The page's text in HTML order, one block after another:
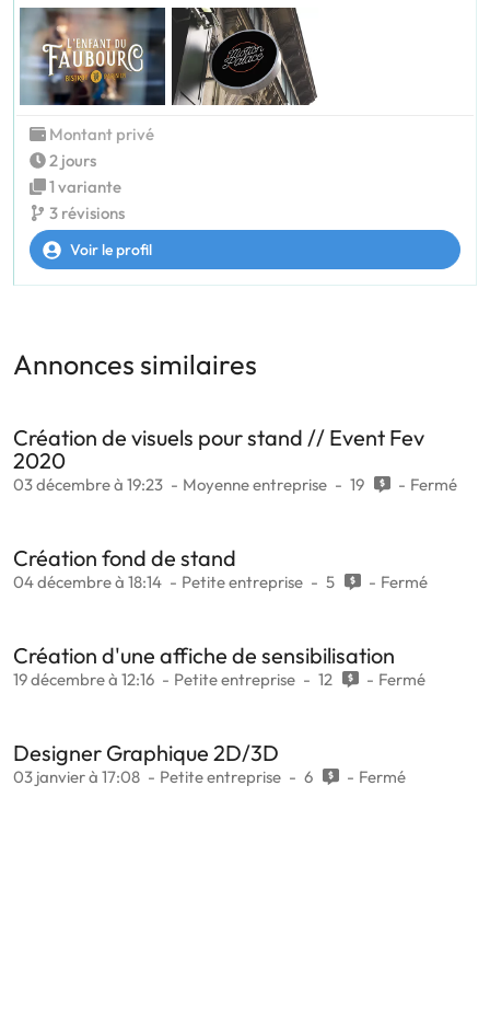
Montant privé
2 jours
1 variante
3 révisions
Voir le profil
Annonces similaires
Création de visuels pour stand // Event Fev
2020
03 décembre à 19:23 Moyenne entreprise 19 Fermé
Création fond de stand
04 décembre à 18:14 Petite entreprise 5 Fermé
Création d'une affiche de sensibilisation
19 décembre à 12:16 Petite entreprise 12 Fermé
Designer Graphique 2D/3D
03 janvier à 17:08 Petite entreprise 6 Fermé